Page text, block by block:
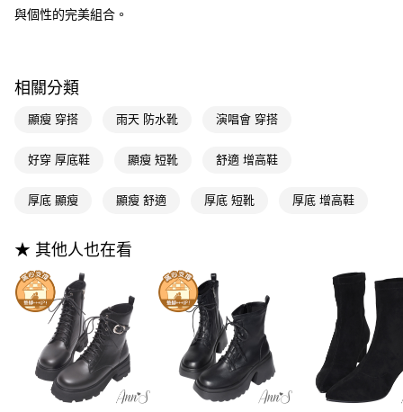
醒簡訊。
【注意事項】
用戶於交易時，得透過本服務購買商品或服務，並由商店將買賣／分期付款
資料（包含姓名、電話或地址）提供予台灣大哥大進項蒐集、處理及利用，
3.完整用戶服務條款，請詳閱以下連結：https://oppay.tw/userRule
【「AFTEE先享後付」結帳流程】
ATM／網路銀行／等多元方式進行付款，方視為交易完成。
購買商品的店家。未經商家同意取消之訂單仍視為有效，需透過AFTEE先享
※ 交易是否成功請以「AFTEE先享後付 」之結帳頁面顯示為準，若有關於
易，需依本服務之必要範圍內提供個人資料，並將交易相關給付款項請求債
權轉讓予恩沛科技股份有限公司。
２．關於個人資料處理事宜，請瀏覽以下網址：
https://aftee.tw/terms/#terms3
３．未成年的使用者請事先徵得法定代理人或監護人之同意方可使用
「AFTEE先享後付」，若未經同意申辦者引起之損失，本公司不負相關責
任。
４．使用「AFTEE先享後付」時，將依據個別帳號之用戶狀況，依本公司即
時審查核予不同之上限額度；若仍有額度不足之情形，本公司將視審查結果
請求用戶進行身份認證。
每筆NT$100，滿NT$999(含以上)免運費
萊爾富付款取貨
每筆NT$100，滿NT$999(含以上)免運費
付款後萊爾富取貨
每筆NT$100，滿NT$999(含以上)免運費
付款後7-11取貨
每筆NT$100，滿NT$999(含以上)免運費
每筆NT$100，滿NT$999(含以上)免運費
國家/地區配送(非順豐配送，勿填寫順豐智能櫃地址)
與個性的完美組合。
相關分類
顯瘦 穿搭 雨天 防水靴 演唱會 穿搭
好穿 厚底鞋 顯瘦 短靴 舒適 增高鞋
厚底 顯瘦 顯瘦 舒適 厚底 短靴 厚底 增高鞋
★ 其他人也在看